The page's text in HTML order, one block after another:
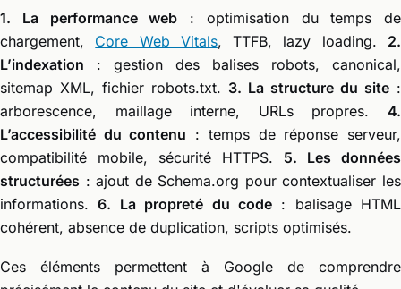
1. La performance web : optimisation du temps de
chargement, Core Web Vitals, TTFB, lazy loading. 2.
L’indexation : gestion des balises robots, canonical,
sitemap XML, fichier robots.txt. 3. La structure du site :
arborescence, maillage interne, URLs propres. 4.
L’accessibilité du contenu : temps de réponse serveur,
compatibilité mobile, sécurité HTTPS. 5. Les données
structurées : ajout de Schema.org pour contextualiser les
informations.6. La propreté du code: balisage HTML
cohérent, absence de duplication, scripts optimisés.
Ces éléments permettent à Google de comprendre